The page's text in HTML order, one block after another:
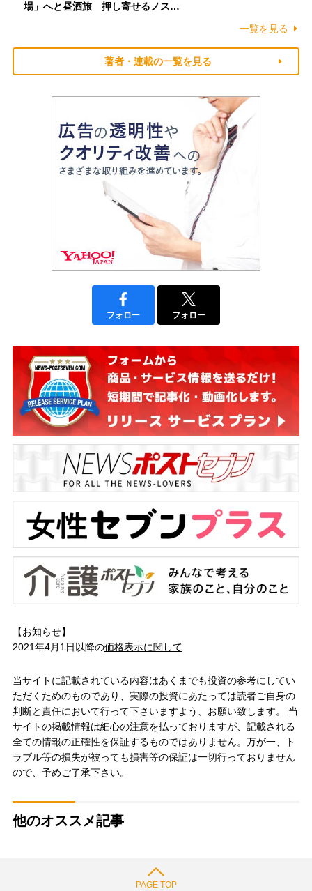
場」へと昼酒旅 押し寄せるノス…
一覧を見る
著者・連載の一覧を見る
フォロー フォロー
【お知らせ】
2021年4月1日以降の価格表示に関して
当サイトに記載されている内容はあくまでも投資の参考にしてい
ただくためのものであり、実際の投資にあたっては読者ご自身の
判断と責任において行って下さいますよう、お願い致します。 当
サイトの掲載情報は細心の注意を払っておりますが、記載される
全ての情報の正確性を保証するものではありません。万が一、ト
ラブル等の損失が被っても損害等の保証は一切行っておりません
ので、予めご了承下さい。
他のオススメ記事
PAGE TOP